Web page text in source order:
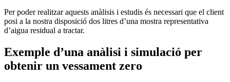
Per poder realitzar aquests anàlisis i estudis és necessari que el client
posi a la nostra disposició dos litres d’una mostra representativa
d’aigua residual a tractar.
Exemple d’una anàlisi i simulació per
obtenir un vessament zero